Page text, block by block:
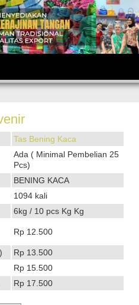
Tas Bening Kaca
Ada ( Minimal Pembelian 25
Pcs)
BENING KACA
1094 kali
6kg / 10 pcs Kg Kg
Rp 12.500
Rp 13.500
Rp 15.500
Rp 17.500